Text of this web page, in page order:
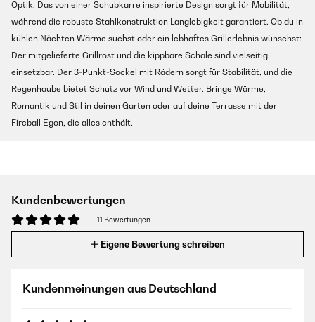
Optik. Das von einer Schubkarre inspirierte Design sorgt für Mobilität,
während die robuste Stahlkonstruktion Langlebigkeit garantiert. Ob du in
kühlen Nächten Wärme suchst oder ein lebhaftes Grillerlebnis wünschst:
Der mitgelieferte Grillrost und die kippbare Schale sind vielseitig
einsetzbar. Der 3-Punkt-Sockel mit Rädern sorgt für Stabilität, und die
Regenhaube bietet Schutz vor Wind und Wetter. Bringe Wärme,
Romantik und Stil in deinen Garten oder auf deine Terrasse mit der
Fireball Egon, die alles enthält.
Kundenbewertungen
11 Bewertungen
Eigene Bewertung schreiben
Kundenmeinungen aus Deutschland